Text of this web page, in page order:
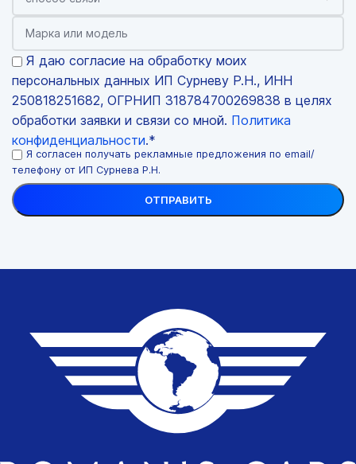
Я даю согласие на обработку моих
персональных данных ИП Сурневу Р.Н., ИНН
250818251682, ОГРНИП 318784700269838 в целях
обработки заявки и связи со мной. Политика
конфиденциальности.*
Я согласен получать рекламные предложения по email/
телефону от ИП Сурнева Р.Н.